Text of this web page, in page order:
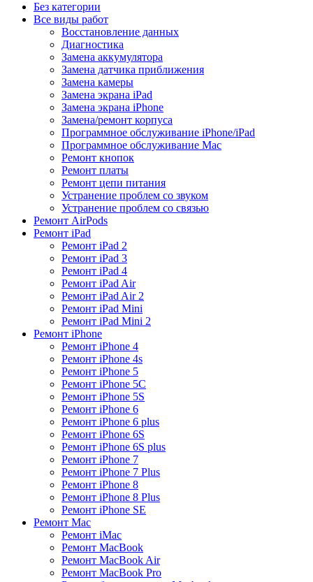
Без категории
Все виды работ
Восстановление данных
Диагностика
Замена аккумулятора
Замена датчика приближения
Замена камеры
Замена экрана iPad
Замена экрана iPhone
Замена/ремонт корпуса
Программное обслуживание iPhone/iPad
Программное обслуживание Mac
Ремонт кнопок
Ремонт платы
Ремонт цепи питания
Устранение проблем со звуком
Устранение проблем со связью
Ремонт AirPods
Ремонт iPad
Ремонт iPad 2
Ремонт iPad 3
Ремонт iPad 4
Ремонт iPad Air
Ремонт iPad Air 2
Ремонт iPad Mini
Ремонт iPad Mini 2
Ремонт iPhone
Ремонт iPhone 4
Ремонт iPhone 4s
Ремонт iPhone 5
Ремонт iPhone 5C
Ремонт iPhone 5S
Ремонт iPhone 6
Ремонт iPhone 6 plus
Ремонт iPhone 6S
Ремонт iPhone 6S plus
Ремонт iPhone 7
Ремонт iPhone 7 Plus
Ремонт iPhone 8
Ремонт iPhone 8 Plus
Ремонт iPhone SE
Ремонт Mac
Ремонт iMac
Ремонт MacBook
Ремонт MacBook Air
Ремонт MacBook Pro